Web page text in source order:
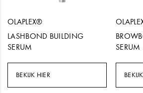
OLAPLEX®
LASHBOND BUILDING
SERUM
BEKIJK HIER
SERUM